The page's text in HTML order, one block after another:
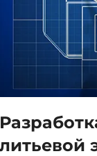
литьевой